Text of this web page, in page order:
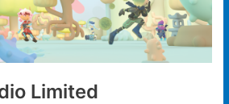
Limited